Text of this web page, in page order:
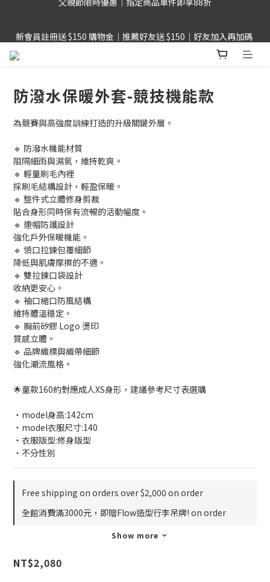
$50
父親節限時優惠｜指定商品單件即享88折
防潑水保暖外套-競技機能款
為競賽與高強度訓練打造的升級關鍵外層。
🔹 防潑水機能材質
阻隔細雨與濕氣，維持乾爽。
🔹 輕量刷毛內裡
採刷毛結構設計，輕盈保暖。
🔹 整件式立體修身剪裁
貼合身形同時保有流暢的活動幅度。
🔹 連帽防護設計
強化戶外保暖機能。
🔹 領口拉鍊包覆細節
降低與肌膚摩擦的不適。
🔹 雙拉鍊口袋設計
收納更安心。
🔹 袖口縮口防風結構
維持體溫穩定。
🔹 胸前矽膠 Logo 燙印
質感立體。
🔹 品牌織標與織帶細節
強化潮流風格。
🌟童款160約對應成人XS身形，建議參考尺寸表選購
・model身高:142cm
・model衣服尺寸:140
・衣服版型:修身版型
・不分性別
Free shipping on orders over $2,000 on order
全館消費滿3000元，即贈Flow造型行李吊牌! on order
Show more
NT$2,080